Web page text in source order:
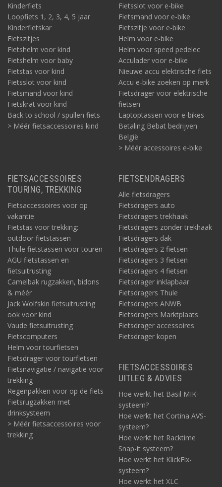
Kinderfiets
Loopfiets 1, 2, 3, 4, 5 jaar
Kinderfietskar
Fietszitjes
Fietshelm voor kind
Fietshelm voor baby
Fietstas voor kind
Fietsslot voor kind
Fietsmand voor kind
Fietskrat voor kind
Back to school / spullen fiets
> Méér fietsaccessoires kind
Fietsslot voor e-bike
Fietsmand voor e-bike
Fietszitje voor e-bike
Helm voor e-bike
Helm voor speed pedelec
Acculader voor e-bike
Nieuwe accu elektrische fiets
Accu e-bike zoeken op merk
Fietsdrager voor elektrische
fietsen
Laptoptassen voor e-bikes
Betaling Bebat bedrijven
België
> Méér accessoires e-bike
FIETSACCESSOIRES
TOURING, TREKKING
Fietsaccessoires voor op
vakantie
Fietstas voor trekking:
outdoor fietstassen
Thule fietstassen voor touren
AGU fietstassen en
fietsuitrusting
Camelbak rugzakken, bidons
& méér
Jack Wolfskin fietsuitrusting
ook voor kind
Vaude fietsuitrusting
Fietscomputers
Helm voor tourfietsen
Fietsdrager voor tourfietsen
Fietsnavigatie / navigatie voor
trekking
Regenpakken voor op de fiets
Fietsrugzakken met
drinksysteem
> Méér fietsaccessoires voor
trekking
FIETSENDRAGERS
Alle fietsdragers
Fietsdragers auto
Fietsdragers trekhaak
Fietsdragers zonder trekhaak
Fietsdragers dak
Fietsdragers 2 fietsen
Fietsdragers 3 fietsen
Fietsdragers 4 fietsen
Fietsdrager inklapbaar
Fietsdragers Thule
Fietsdragers ANWB
Fietsdragers Marktplaats
Fietsdrager accessoires
Fietsdrager kopen
FIETSACCESSOIRES
UITLEG & ADVIES
Hoe werkt het Basil MIK-
systeem?
Hoe werkt het Cortina AVS-
systeem?
Hoe werkt het Racktime
Snap-it systeem?
Hoe werkt het KlickFix-
systeem?
Hoe werkt het XLC